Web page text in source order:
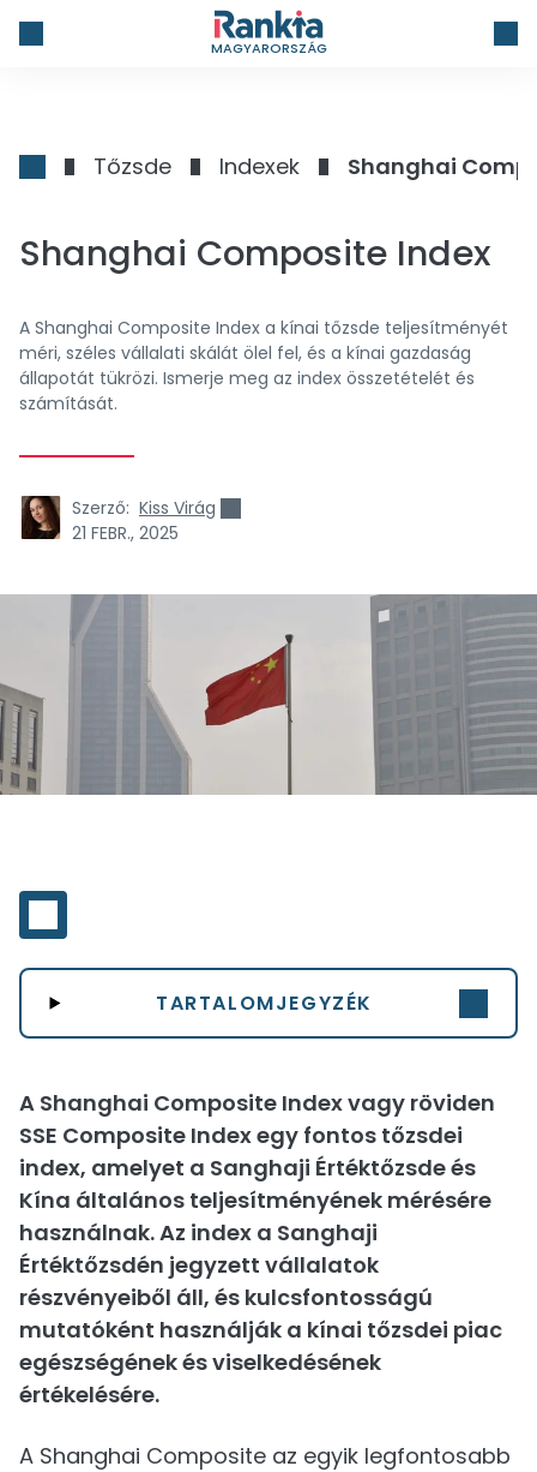
MAGYARORSZÁG
Tőzsde Indexek Shanghai
Shanghai Composite Index
A Shanghai Composite Index a kínai tőzsde teljesítményét
méri, széles vállalati skálát ölel fel, és a kínai gazdaság
állapotát tükrözi. Ismerje meg az index összetételét és
számítását.
Szerző: Kiss Virág
21 FEBR., 2025
TARTALOMJEGYZÉK
A Shanghai Composite Index vagy röviden
SSE Composite Index egy fontos tőzsdei
index, amelyet a Sanghaji Értéktőzsde és
Kína általános teljesítményének mérésére
használnak. Az index a Sanghaji
Értéktőzsdén jegyzett vállalatok
részvényeiből áll, és kulcsfontosságú
mutatóként használják a kínai tőzsdei piac
egészségének és viselkedésének
értékelésére.
A Shanghai Composite az egyik legfontosabb